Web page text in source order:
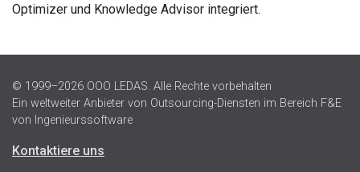
Optimizer und Knowledge Advisor integriert.
© 1999–2026 OOO LEDAS. Alle Rechte vorbehalten
Ein weltweiter Anbieter von Outsourcing-Diensten im Bereich F&E
von Ingenieurssoftware
Kontaktiere uns